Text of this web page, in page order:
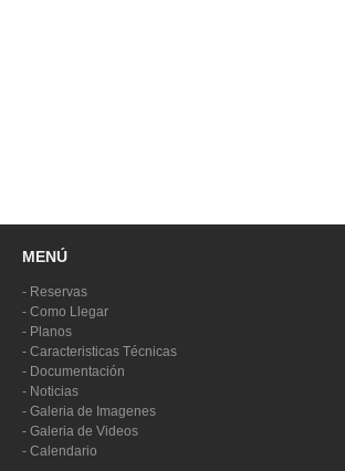
MENÚ
- Reservas
- Como Llegar
- Planos
- Caracteristicas Técnicas
- Documentación
- Noticias
- Galeria de Imagenes
- Galeria de Videos
- Calendario